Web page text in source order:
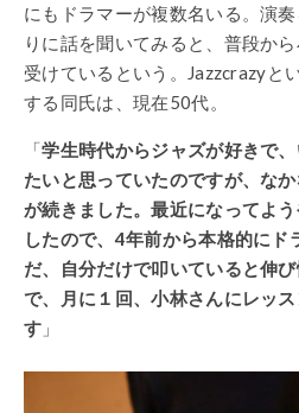
にもドラマーが複数名いる。演
りに話を聞いてみると、普段か
受けているという。Jazzcrazyと
する同氏は、現在50代。
「学生時代からジャズが好きで
たいと思っていたのですが、な
が続きました。最近になってよ
したので、4年前から本格的にド
だ、自分だけで叩いていると伸
で、月に１回、小林さんにレッ
す 」